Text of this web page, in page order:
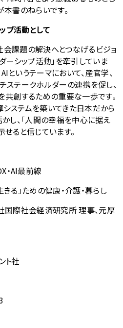
書のねらいです。
プ活動として
課題の解決へとつなげるビジョ
ーシップ活動」を牽引していま
AIというテーマにおいて、産官学、
ステークホルダーの連携を促し、
共創するための重要な一歩です。
ステムを築いてきた日本だから
し、「人間の幸福を中心に据え
ると信じています。
・AI最前線
ための健康・介護・暮らし
国際社会経済研究所 理事、元厚
ト社